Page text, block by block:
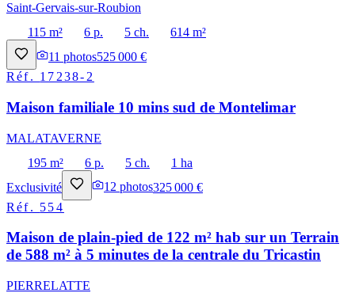
Saint-Gervais-sur-Roubion
115 m²
6 p. 5 ch.
614 m²
11 photos525 000 €
Réf. 17238-2
Maison familiale 10 mins sud de Montelimar
MALATAVERNE
195 m²
6 p. 5 ch.
1 ha
Exclusivité
12 photos325 000 €
Réf. 554
Maison de plain-pied de 122 m² hab sur un Terrain
de 588 m² à 5 minutes de la centrale du Tricastin
PIERRELATTE